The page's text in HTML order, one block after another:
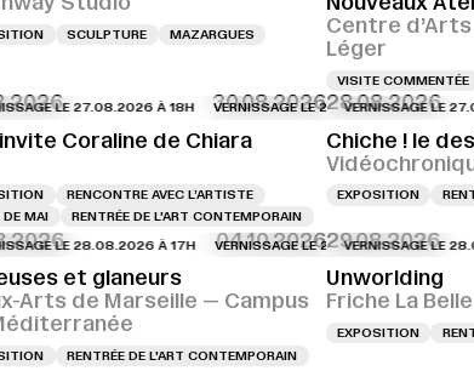
SCULPTURE MAZARGUES
Centre
Léger
VISITE COMMENTÉE
VERNISSAGE LE 27.08.2026 À 18H VERNISSAGE LE
30.08.2026
LE 27.08.2026 À 18H VERNISSAGE LE 27.08.2026 À 18H
Coraline de Chiara
RENCONTRE AVEC L’ARTISTE
DE MAI
RENTRÉE DE L'ART CONTEMPORAIN
28.08.2026
VERNISSAGE LE
Chiche ! le
EXPOSITION
VERNISSAGE LE 28.08.2026 À 16H VERNISSAGE LE
04.10.2026
LE 28.08.2026 À 17H VERNISSAGE LE 28.08.2026 À 17H
et glaneurs
Arts de Marseille — Campus
RENTRÉE DE L'ART CONTEMPORAIN
29.08.2026
VERNISSAGE LE
Unworlding
Friche La
EXPOSITION